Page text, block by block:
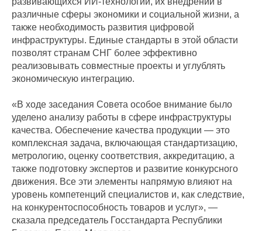
различные сферы экономики и социальной жизни, а
также необходимость развития цифровой
инфраструктуры. Единые стандарты в этой области
позволят странам СНГ более эффективно
реализовывать совместные проекты и углублять
экономическую интеграцию.
«В ходе заседания Совета особое внимание было
уделено анализу работы в сфере инфраструктуры
качества. Обеспечение качества продукции — это
комплексная задача, включающая стандартизацию,
метрологию, оценку соответствия, аккредитацию, а
также подготовку экспертов и развитие конкурсного
движения. Все эти элементы напрямую влияют на
уровень компетенций специалистов и, как следствие,
на конкурентоспособность товаров и услуг», —
сказала председатель Госстандарта Республики